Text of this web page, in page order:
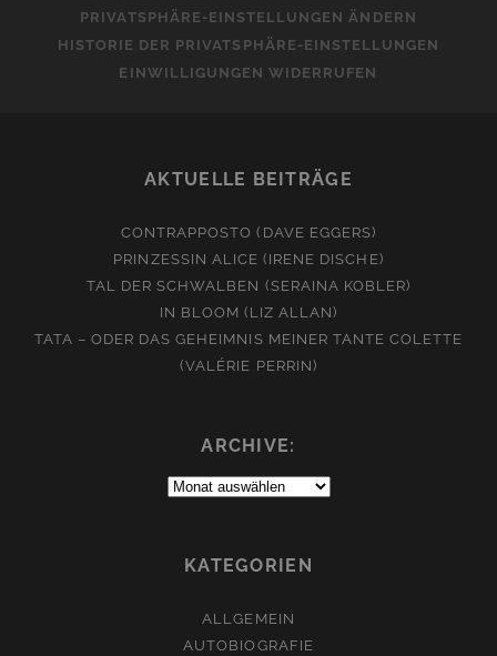
PRIVATSPHÄRE-EINSTELLUNGEN ÄNDERN
HISTORIE DER PRIVATSPHÄRE-EINSTELLUNGEN
EINWILLIGUNGEN WIDERRUFEN
AKTUELLE BEITRÄGE
CONTRAPPOSTO (DAVE EGGERS)
PRINZESSIN ALICE (IRENE DISCHE)
TAL DER SCHWALBEN (SERAINA KOBLER)
IN BLOOM (LIZ ALLAN)
TATA – ODER DAS GEHEIMNIS MEINER TANTE COLETTE
(VALÉRIE PERRIN)
ARCHIVE:
Archive:
KATEGORIEN
ALLGEMEIN
AUTOBIOGRAFIE